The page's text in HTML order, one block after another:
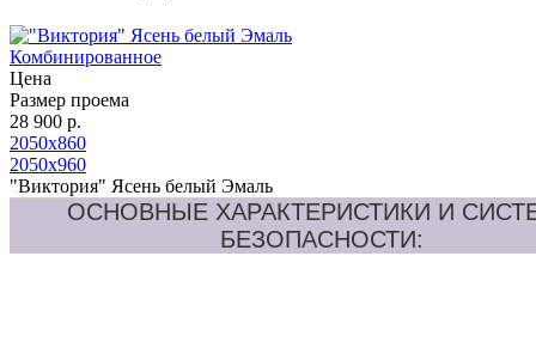
Комбинированное
Цена
Размер проема
28 900 р.
2050х860
2050х960
"Виктория" Ясень белый Эмаль
ОСНОВНЫЕ ХАРАКТЕРИСТИКИ И
БЕЗОПАСНОСТИ: